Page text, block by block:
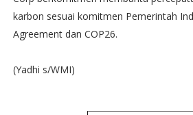
karbon sesuai komitmen Pemerintah
Agreement dan COP26.
(Yadhi s/WMI)